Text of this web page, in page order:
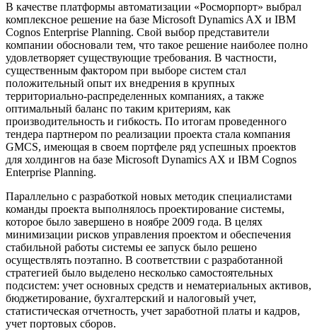
В качестве платформы автоматизации «Росморпорт» выбрал
комплексное решение на базе Microsoft Dynamics AX и IBM
Cognos Enterprise Planning. Свой выбор представители
компании обосновали тем, что такое решение наиболее полно
удовлетворяет существующие требования. В частности,
существенным фактором при выборе систем стал
положительный опыт их внедрения в крупных
территориально-распределенных компаниях, а также
оптимальный баланс по таким критериям, как
производительность и гибкость. По итогам проведенного
тендера партнером по реализации проекта стала компания
GMCS, имеющая в своем портфеле ряд успешных проектов
для холдингов на базе Microsoft Dynamics AX и IBM Cognos
Enterprise Planning.
Параллельно с разработкой новых методик специалистами
команды проекта выполнялось проектирование системы,
которое было завершено в ноябре 2009 года. В целях
минимизации рисков управления проектом и обеспечения
стабильной работы системы ее запуск было решено
осуществлять поэтапно. В соответствии с разработанной
стратегией было выделено несколько самостоятельных
подсистем: учет основных средств и нематериальных активов,
бюджетирование, бухгалтерский и налоговый учет,
статистическая отчетность, учет заработной платы и кадров,
учет портовых сборов.